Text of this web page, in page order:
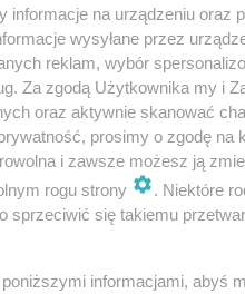
jest niemoralne, to czy
ją:
informacje na urządzeniu oraz
wysyłane przez
reklam, wybór
Za zgodą Użytkownika my i
oraz aktywnie skanować
prosimy o zgodę na
i zawsze możesz ją
rogu strony
. Niektóre
sprzeciwić się takiemu
informacjami, abyś